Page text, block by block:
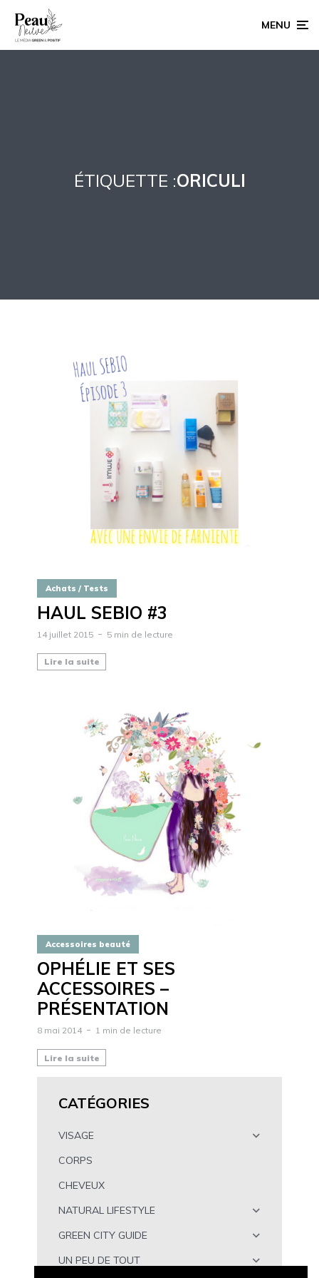
MENU
ÉTIQUETTE :ORICULI
Achats / Tests
HAUL SEBIO #3
14 juillet 2015 5 min de lecture
Lire la suite
Accessoires beauté
OPHÉLIE ET SES
ACCESSOIRES –
PRÉSENTATION
8 mai 2014 1 min de lecture
Lire la suite
CATÉGORIES
VISAGE
CORPS
CHEVEUX
NATURAL LIFESTYLE
GREEN CITY GUIDE
UN PEU DE TOUT